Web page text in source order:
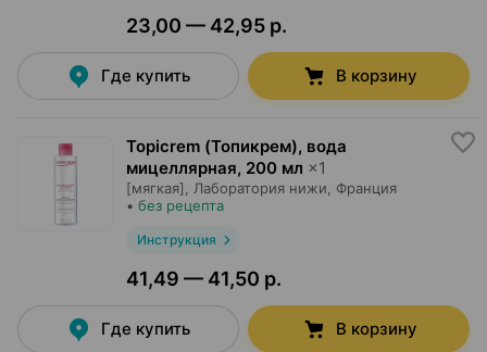
23,00 — 42,95 р.
Где купить В корзину
Topicrem (Топикрем), вода
мицеллярная, 200 мл ×1
[мягкая], Лаборатория нижи , Франция
• без рецепта
Инструкция
41,49 — 41,50 р.
Где купить В корзину